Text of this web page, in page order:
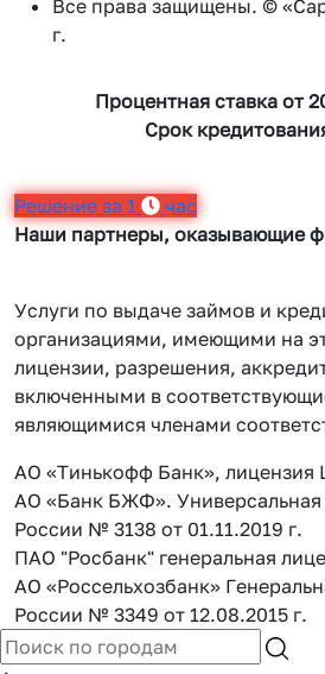
Все права защищены. ©
г.
Процентная ставка от
Срок
Решение за 1
час
Наши партнеры, оказывающие
Услуги по выдаче займов и
организациями, имеющими на
лицензии, разрешения,
включенными в
являющимися членами
АО «Тинькофф Банк»,
АО «Банк БЖФ». Универсальная
России № 3138 от 01.11.2019 г.
ПАО "Росбанк" генеральная
АО «Россельхозбанк»
России № 3349 от 12.08.2015 г.